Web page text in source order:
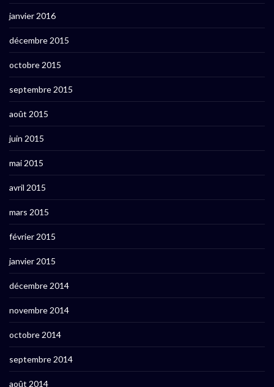
janvier 2016
décembre 2015
octobre 2015
septembre 2015
août 2015
juin 2015
mai 2015
avril 2015
mars 2015
février 2015
janvier 2015
décembre 2014
novembre 2014
octobre 2014
septembre 2014
août 2014